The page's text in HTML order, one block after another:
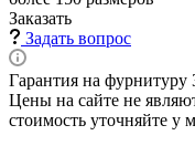
Заказать
Задать вопрос
Гарантия на фурнитуру
Цены на сайте не
стоимость уточняйте у